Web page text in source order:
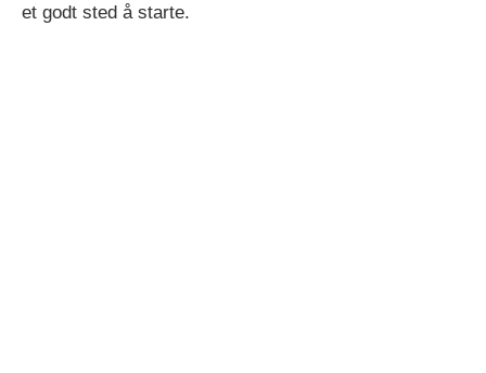
et godt sted å starte.